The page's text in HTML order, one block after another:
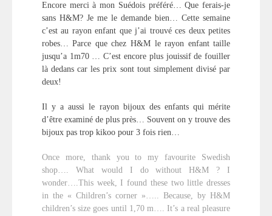
Encore merci à mon Suédois préféré… Que ferais-je
sans H&M? Je me le demande bien… Cette semaine
c’est au rayon enfant que j’ai trouvé ces deux petites
robes… Parce que chez H&M le rayon enfant taille
jusqu’a 1m70 … C’est encore plus jouissif de fouiller
là dedans car les prix sont tout simplement divisé par
deux!
Il y a aussi le rayon bijoux des enfants qui mérite
d’être examiné de plus près… Souvent on y trouve des
bijoux pas trop kikoo pour 3 fois rien…
Once more, thank you to my favourite Swedish
shop…. What would I do without H&M ? I
wonder….This week, I found these two little dresses
in the « Children’s corner »….. Because, by H&M
children’s size goes until 1,70 m…. It’s a real pleasure